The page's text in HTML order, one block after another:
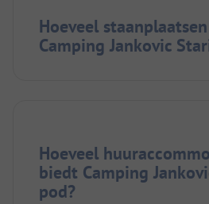
Hoeveel
Camping Jankovic
Hoeveel
biedt Camping
pod?